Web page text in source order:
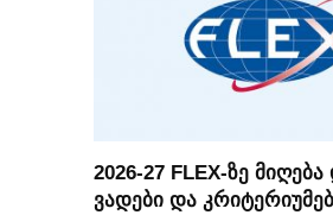
2026-27 FLEX-ზე
ვადები და